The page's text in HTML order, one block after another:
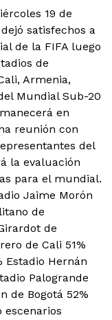
19 de
satisfechos a
de la FIFA luego
de
Armenia,
Mundial Sub-20
en
reunión con
del
la evaluación
para el mundial.
Jaime Morón
de
de
de Cali 51%
Estadio Hernán
Palogrande
de Bogotá 52%
escenarios